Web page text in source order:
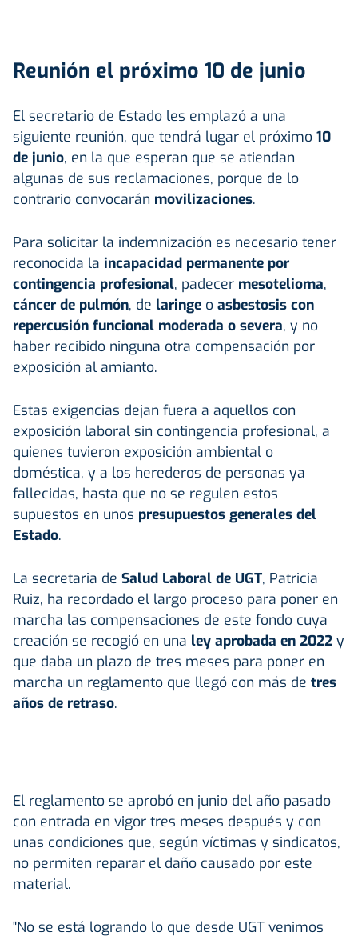
Reunión el próximo 10 de junio
El secretario de Estado les emplazó a una
siguiente reunión, que tendrá lugar el próximo 10
de junio, en la que esperan que se atiendan
algunas de sus reclamaciones, porque de lo
contrario convocarán movilizaciones.
Para solicitar la indemnización es necesario tener
reconocida la incapacidad permanente por
contingencia profesional, padecer mesotelioma,
cáncer de pulmón, de laringe o asbestosis con
repercusión funcional moderada o severa, y no
haber recibido ninguna otra compensación por
exposición al amianto.
Estas exigencias dejan fuera a aquellos con
exposición laboral sin contingencia profesional, a
quienes tuvieron exposición ambiental o
doméstica, y a los herederos de personas ya
fallecidas, hasta que no se regulen estos
supuestos en unos presupuestos generales del
Estado.
La secretaria de Salud Laboral de UGT, Patricia
Ruiz, ha recordado el largo proceso para poner en
marcha las compensaciones de este fondo cuya
creación se recogió en una ley aprobada en 2022 y
que daba un plazo de tres meses para poner en
marcha un reglamento que llegó con más de tres
años de retraso.
El reglamento se aprobó en junio del año pasado
con entrada en vigor tres meses después y con
unas condiciones que, según víctimas y sindicatos,
no permiten reparar el daño causado por este
material.
"No se está logrando lo que desde UGT venimos